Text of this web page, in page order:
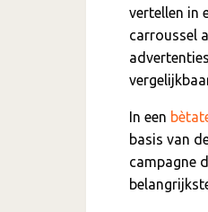
vertellen in
carroussel
In een
basis van
campagne